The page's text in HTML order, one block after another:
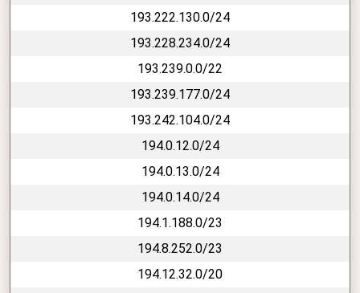
193.222.130.0/24
193.228.234.0/24
193.239.0.0/22
193.239.177.0/24
193.242.104.0/24
194.0.12.0/24
194.0.13.0/24
194.0.14.0/24
194.1.188.0/23
194.8.252.0/23
194.12.32.0/20